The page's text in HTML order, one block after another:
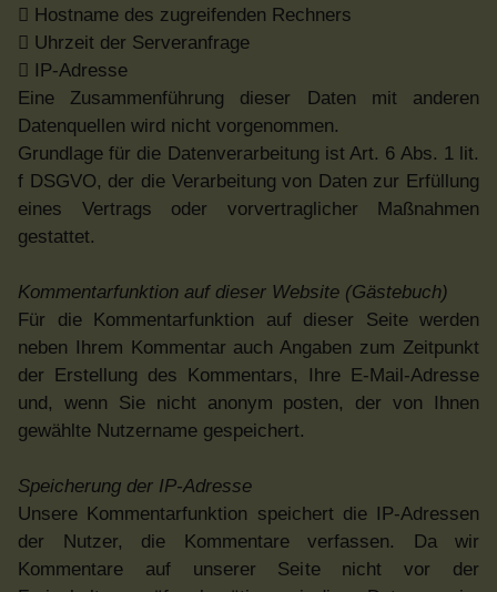
 Hostname des zugreifenden Rechners
 Uhrzeit der Serveranfrage
 IP-Adresse
Eine Zusammenführung dieser Daten mit anderen
Datenquellen wird nicht vorgenommen.
Grundlage für die Datenverarbeitung ist Art. 6 Abs. 1 lit.
f DSGVO, der die Verarbeitung von Daten zur Erfüllung
eines Vertrags oder vorvertraglicher Maßnahmen
gestattet.
Kommentarfunktion auf dieser Website (Gästebuch)
Für die Kommentarfunktion auf dieser Seite werden
neben Ihrem Kommentar auch Angaben zum Zeitpunkt
der Erstellung des Kommentars, Ihre E-Mail-Adresse
und, wenn Sie nicht anonym posten, der von Ihnen
gewählte Nutzername gespeichert.
Speicherung der IP-Adresse
Unsere Kommentarfunktion speichert die IP-Adressen
der Nutzer, die Kommentare verfassen. Da wir
Kommentare auf unserer Seite nicht vor der